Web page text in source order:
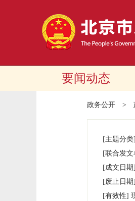
要闻动态
政务公开 >
[主题分类]
[联合发文
[成文日期]
[废止日期]
[有效性]